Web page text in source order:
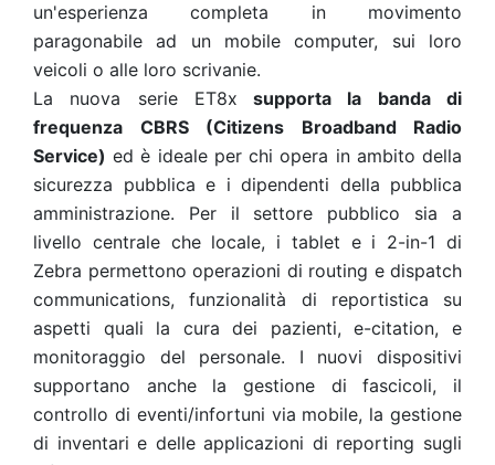
un'esperienza completa in movimento
paragonabile ad un mobile computer, sui loro
veicoli o alle loro scrivanie.
La nuova serie ET8x supporta la banda di
frequenza CBRS (Citizens Broadband Radio
Service) ed è ideale per chi opera in ambito della
sicurezza pubblica e i dipendenti della pubblica
amministrazione. Per il settore pubblico sia a
livello centrale che locale, i tablet e i 2-in-1 di
Zebra permettono operazioni di routing e dispatch
communications, funzionalità di reportistica su
aspetti quali la cura dei pazienti, e-citation, e
monitoraggio del personale. I nuovi dispositivi
supportano anche la gestione di fascicoli, il
controllo di eventi/infortuni via mobile, la gestione
di inventari e delle applicazioni di reporting sugli